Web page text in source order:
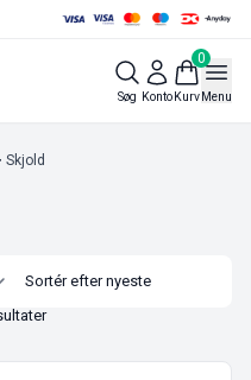
Søg Konto
0
KurvMenu
Skjold